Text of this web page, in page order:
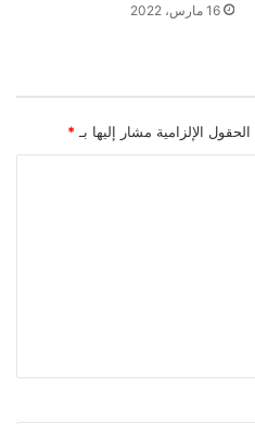
16 مارس، 2022
الحقول الإلزامية مشار إليها بـ *